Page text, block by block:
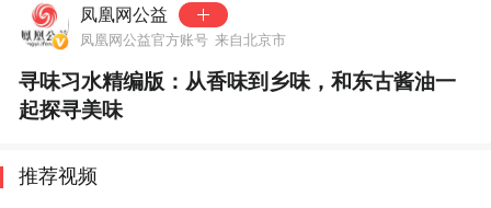
凤凰网公益
凤凰网公益官方账号 来自北京市
寻味习水精编版：从香味到乡味，和东古酱油一
起探寻美味
推荐视频